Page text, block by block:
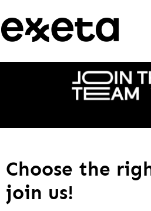
Choose the
join us!